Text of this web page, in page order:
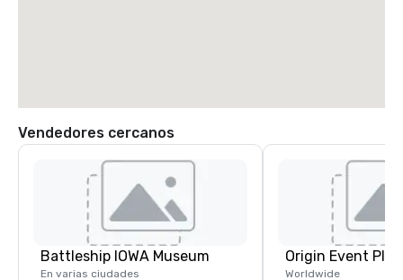
Vendedores cercanos
Battleship IOWA Museum
En varias ciudades
Origin Event
Worldwide